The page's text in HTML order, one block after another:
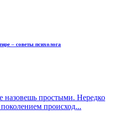
– советы психолога
назовешь простыми. Нередко
происход...